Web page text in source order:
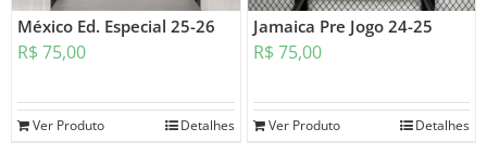
México Ed. Especial 25-26
R$ 75,00
Ver Produto Detalhes
Jamaica Pre Jogo 24-25
R$ 75,00
Ver Produto Detalhes